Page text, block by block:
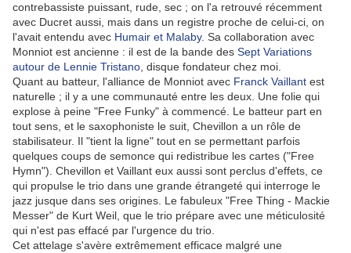
contrebassiste puissant, rude, sec ; on l'a retrouvé récemment
avec Ducret aussi, mais dans un registre proche de celui-ci, on
l'avait entendu avec Humair et Malaby. Sa collaboration avec
Monniot est ancienne : il est de la bande des Sept Variations
autour de Lennie Tristano , disque fondateur chez moi.
Quant au batteur, l'alliance de Monniot avec Franck Vaillant est
naturelle ; il y a une communauté entre les deux. Une folie qui
explose à peine "Free Funky" à commencé. Le batteur part en
tout sens, et le saxophoniste le suit, Chevillon a un rôle de
stabilisateur. Il "tient la ligne" tout en se permettant parfois
quelques coups de semonce qui redistribue les cartes ("Free
Hymn"). Chevillon et Vaillant eux aussi sont perclus d'effets, ce
qui propulse le trio dans une grande étrangeté qui interroge le
jazz jusque dans ses origines. Le fabuleux "Free Thing - Mackie
Messer" de Kurt Weil, que le trio prépare avec une méticulosité
qui n'est pas effacé par l'urgence du trio.
Cet attelage s'avère extrêmement efficace malgré une